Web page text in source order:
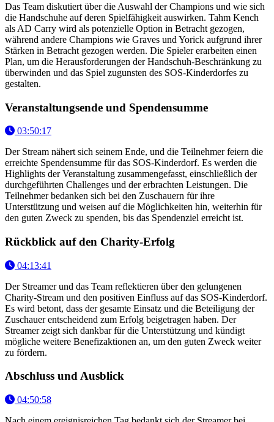
Das Team diskutiert über die Auswahl der Champions und wie sich
die Handschuhe auf deren Spielfähigkeit auswirken. Tahm Kench
als AD Carry wird als potenzielle Option in Betracht gezogen,
während andere Champions wie Graves und Yorick aufgrund ihrer
Stärken in Betracht gezogen werden. Die Spieler erarbeiten einen
Plan, um die Herausforderungen der Handschuh-Beschränkung zu
überwinden und das Spiel zugunsten des SOS-Kinderdorfes zu
gestalten.
Veranstaltungsende und Spendensumme
03:50:17
Der Stream nähert sich seinem Ende, und die Teilnehmer feiern die
erreichte Spendensumme für das SOS-Kinderdorf. Es werden die
Highlights der Veranstaltung zusammengefasst, einschließlich der
durchgeführten Challenges und der erbrachten Leistungen. Die
Teilnehmer bedanken sich bei den Zuschauern für ihre
Unterstützung und weisen auf die Möglichkeiten hin, weiterhin für
den guten Zweck zu spenden, bis das Spendenziel erreicht ist.
Rückblick auf den Charity-Erfolg
04:13:41
Der Streamer und das Team reflektieren über den gelungenen
Charity-Stream und den positiven Einfluss auf das SOS-Kinderdorf.
Es wird betont, dass der gesamte Einsatz und die Beteiligung der
Zuschauer entscheidend zum Erfolg beigetragen haben. Der
Streamer zeigt sich dankbar für die Unterstützung und kündigt
mögliche weitere Benefizaktionen an, um den guten Zweck weiter
zu fördern.
Abschluss und Ausblick
04:50:58